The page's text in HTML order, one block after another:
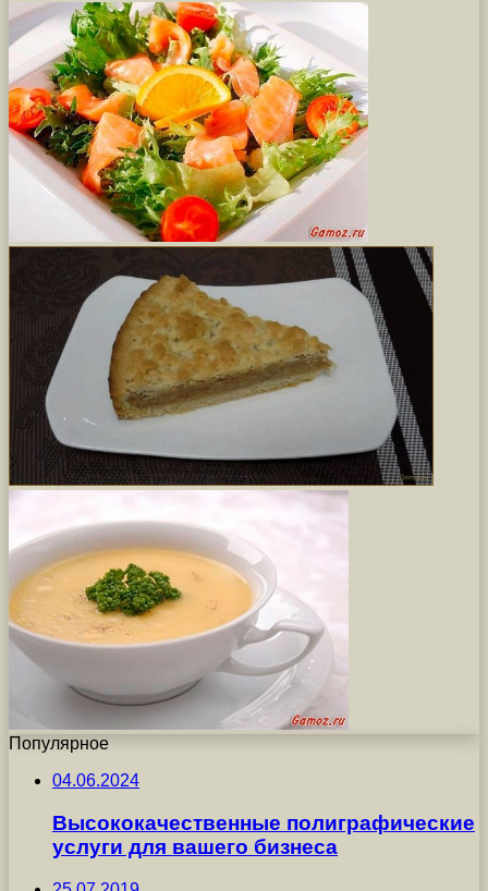
Популярное
04.06.2024
Высококачественные полиграфические
услуги для вашего бизнеса